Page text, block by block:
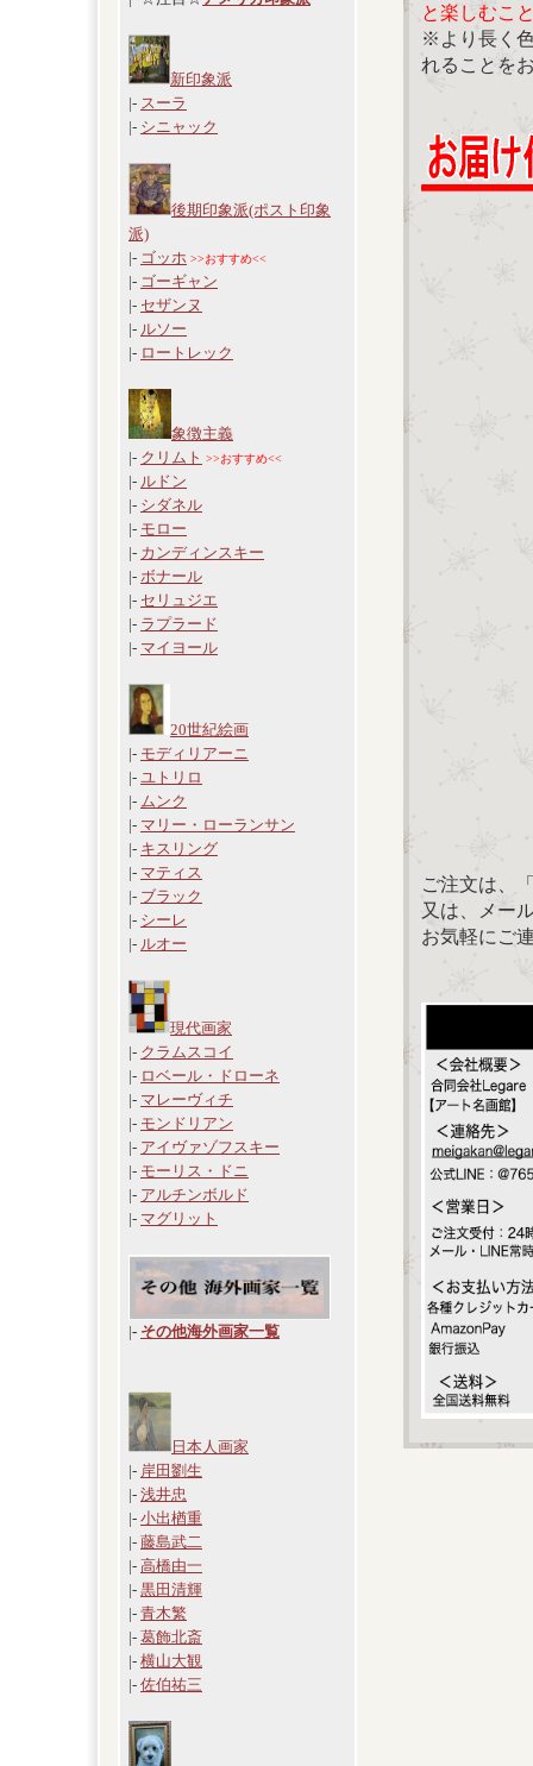
新印象派
|- スーラ
|- シニャック
後期印象派(ポスト印象
派)
|- ゴッホ >>おすすめ<<
|- ゴーギャン
|- セザンヌ
|- ルソー
|- ロートレック
象徴主義
|- クリムト >>おすすめ<<
|- ルドン
|- シダネル
|- モロー
|- カンディンスキー
|- ボナール
|- セリュジエ
|- ラプラード
|- マイヨール
20世紀絵画
|- モディリアーニ
|- ユトリロ
|- ムンク
|- マリー・ローランサン
|- キスリング
|- マティス
|- ブラック
|- シーレ
|- ルオー
現代画家
|- クラムスコイ
|- ロベール・ドローネ
|- マレーヴィチ
|- モンドリアン
|- アイヴァゾフスキー
|- モーリス・ドニ
|- アルチンボルド
|- マグリット
|- その他海外画家一覧
日本人画家
|- 岸田劉生
|- 浅井忠
|- 小出楢重
|- 藤島武二
|- 高橋由一
|- 黒田清輝
|- 青木繁
|- 葛飾北斎
|- 横山大観
|- 佐伯祐三
と楽しむこ
※より長く
れることを
ご注文は、
又は、メー
お気軽にご